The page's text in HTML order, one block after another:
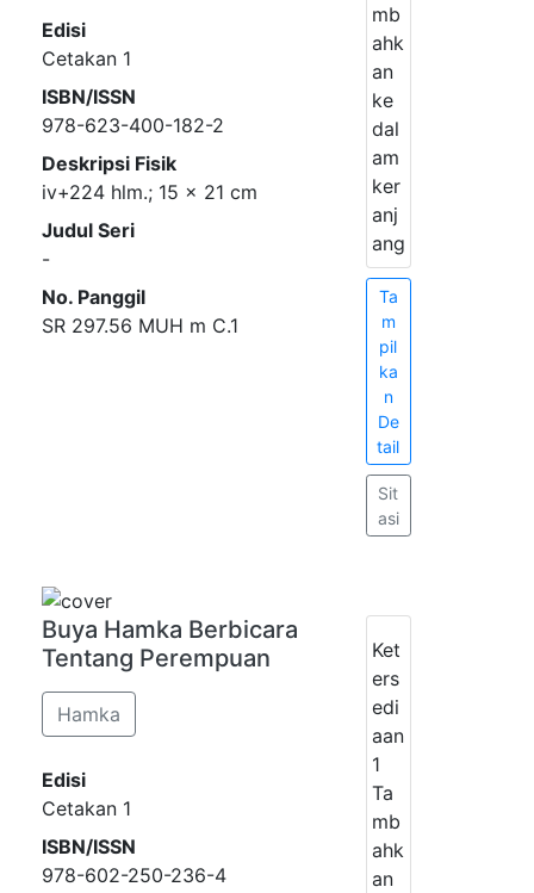
Edisi
Cetakan 1
ISBN/ISSN
978-623-400-182-2
Deskripsi Fisik
iv+224 hlm.; 15 x 21 cm
Judul Seri
-
No. Panggil
SR 297.56 MUH m C.1
mb
ahk
an
ke
dal
am
ker
anj
ang
Ta
m
pil
ka
n
De
tail
Sit
asi
Buya Hamka Berbicara
Tentang Perempuan
Hamka
Edisi
Cetakan 1
ISBN/ISSN
978-602-250-236-4
Ket
ers
edi
aan
1
Ta
mb
ahk
an